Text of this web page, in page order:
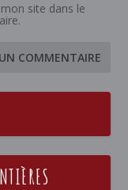
site dans le